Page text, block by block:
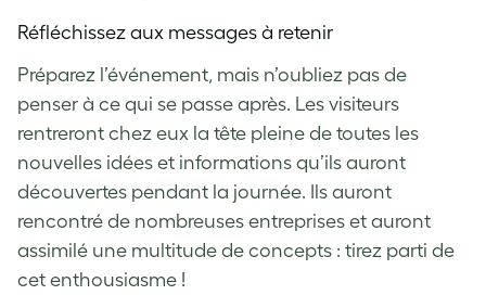
Réfléchissez aux messages à retenir
Préparez l’événement, mais n’oubliez pas de
penser à ce qui se passe après. Les visiteurs
rentreront chez eux la tête pleine de toutes les
nouvelles idées et informations qu’ils auront
découvertes pendant la journée. Ils auront
rencontré de nombreuses entreprises et auront
assimilé une multitude de concepts : tirez parti de
cet enthousiasme !